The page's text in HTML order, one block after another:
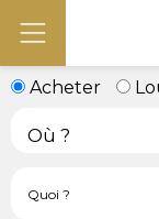
Acheter